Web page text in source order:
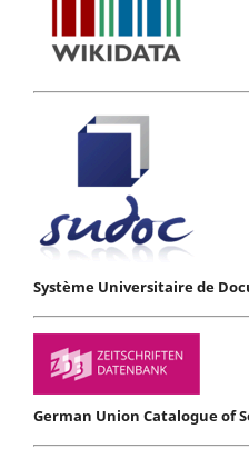
Système Universitaire de
German Union Catalogue of